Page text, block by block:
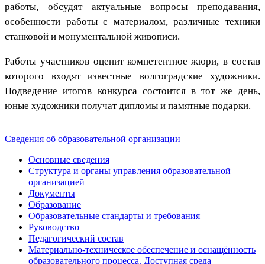
работы, обсудят актуальные вопросы преподавания,
особенности работы с материалом, различные техники
станковой и монументальной живописи.
Работы участников оценит компетентное жюри, в состав
которого входят известные волгоградские художники.
Подведение итогов конкурса состоится в тот же день,
юные художники получат дипломы и памятные подарки.
Сведения об образовательной организации
Основные сведения
Структура и органы управления образовательной
организацией
Документы
Образование
Образовательные стандарты и требования
Руководство
Педагогический состав
Материально-техническое обеспечение и оснащённость
образовательного процесса. Доступная среда